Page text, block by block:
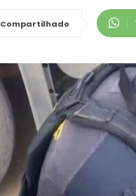
Compartilhado